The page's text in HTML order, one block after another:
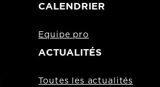
CALENDRIER
Equipe pro
ACTUALITÉS
Toutes les actualités